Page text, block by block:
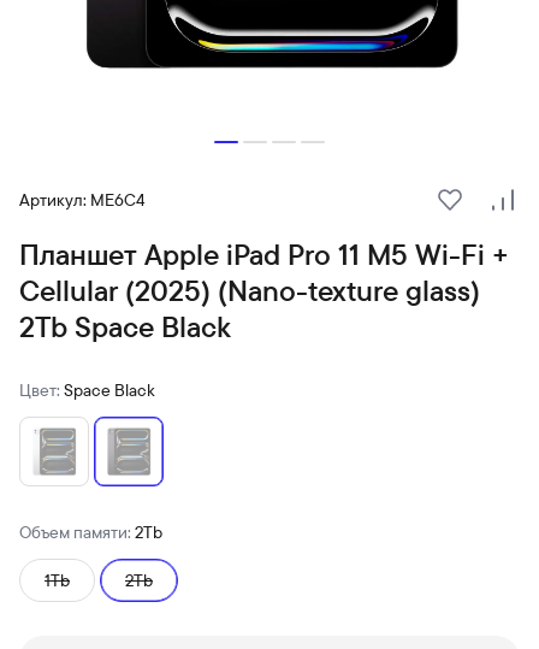
Артикул: ME6C4
В
Планшет Apple iPad Pro 11 M5 Wi-Fi +
Cellular (2025) (Nano-texture glass)
2Tb Space Black
Цвет: Space Black
Объем памяти: 2Tb
1Tb 2Tb